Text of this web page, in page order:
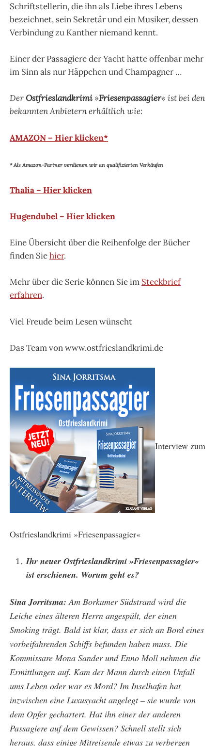
Schriftstellerin, die ihn als Liebe ihres Lebens
bezeichnet, sein Sekretär und ein Musiker, dessen
Verbindung zu Kanther niemand kennt.
Einer der Passagiere der Yacht hatte offenbar mehr
im Sinn als nur Häppchen und Champagner …
DerOstfrieslandkrimi»Friesenpassagier« ist bei den
bekannten Anbietern erhältlich wie:
AMAZON – Hier klicken*
* Als Amazon-Partner verdienen wir an qualifizierten Verkäufen
Thalia – Hier klicken
Hugendubel – Hier klicken
Eine Übersicht über die Reihenfolge der Bücher
finden Siehier.
Mehr über die Serie können Sie im Steckbrief
erfahren.
Viel Freude beim Lesen wünscht
Das Team von www.ostfrieslandkrimi.de
Interview zum
Ostfrieslandkrimi »Friesenpassagier«
Ihr neuer Ostfrieslandkrimi »Friesenpassagier«
ist erschienen. Worum geht es?
Sina Jorritsma:Am Borkumer Südstrand wird die
Leiche eines älteren Herrn angespült, der einen
Smoking trägt. Bald ist klar, dass er sich an Bord eines
vorbeifahrenden Schiffs befunden haben muss. Die
Kommissare Mona Sander und Enno Moll nehmen die
Ermittlungen auf. Kam der Mann durch einen Unfall
ums Leben oder war es Mord? Im Inselhafen hat
inzwischen eine Luxusyacht angelegt – sie wurde von
dem Opfer gechartert. Hat ihn einer der anderen
Passagiere auf dem Gewissen? Schnell stellt sich
heraus, dass einige Mitreisende etwas zu verbergen